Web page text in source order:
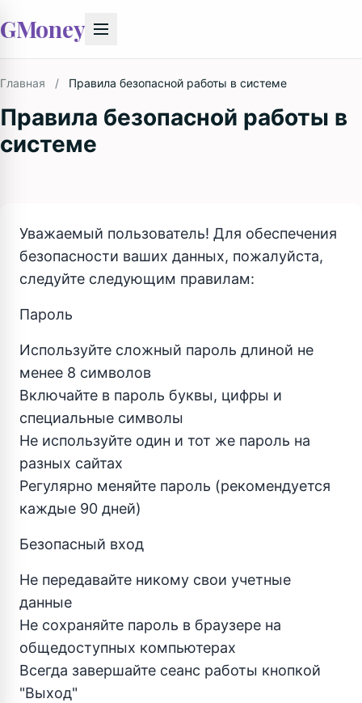
GMoney
Главная / Правила безопасной работы в системе
Правила безопасной работы в
системе
Уважаемый пользователь! Для обеспечения
безопасности ваших данных, пожалуйста,
следуйте следующим правилам:
Пароль
Используйте сложный пароль длиной не
менее 8 символов
Включайте в пароль буквы, цифры и
специальные символы
Не используйте один и тот же пароль на
разных сайтах
Регулярно меняйте пароль (рекомендуется
каждые 90 дней)
Безопасный вход
Не передавайте никому свои учетные
данные
Не сохраняйте пароль в браузере на
общедоступных компьютерах
Всегда завершайте сеанс работы кнопкой
"Выход"